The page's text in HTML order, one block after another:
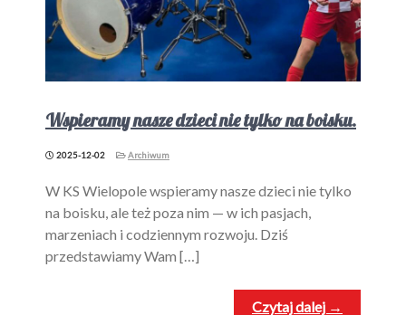
Wspieramy nasze dzieci nie tylko na boisku.
2025-12-02 Archiwum
W KS Wielopole wspieramy nasze dzieci nie tylko
na boisku, ale też poza nim — w ich pasjach,
marzeniach i codziennym rozwoju. Dziś
przedstawiamy Wam […]
Czytaj dalej →